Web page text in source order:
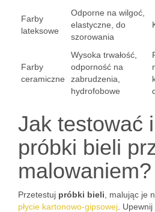
Farby
lateksowe
Odporne na wilgoć,
elastyczne, do
szorowania
Farby
ceramiczne
Wysoka trwałość,
odporność na
zabrudzenia,
hydrofobowe
Jak testować
próbki bieli
malowaniem?
Przetestuj próbki bieli , malując je
płycie kartonowo-gipsowej .